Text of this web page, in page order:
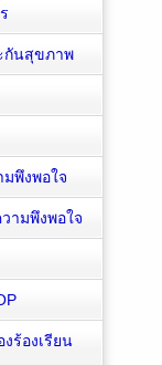
กันสุขภาพ
พึงพอใจ
ามพึงพอใจ
งร้องเรียน